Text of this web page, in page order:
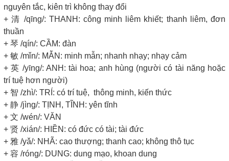
nguyên tắc, kiên trì không thay đổi
+ 清 /qīng/: THANH: công minh liêm khiết; thanh liêm, đơn
thuần
+ 琴 /qín/: CẦM: đàn
+ 敏 /mǐn/: MẪN: minh mẫn; nhanh nhạy; nhạy cảm
+ 英 /yīng/: ANH: tài hoa; anh hùng (người có tài năng hoặc
trí tuệ hơn người)
+ 智 /zhì/: TRÍ: có trí tuệ, thông minh, kiến thức
+ 静 /jìng/: TỊNH, TĨNH: yên tĩnh
+ 文 /wén/: VĂN
+ 贤 /xián/: HIỀN: có đức có tài; tài đức
+ 雅 /yǎ/: NHÃ: cao thượng; thanh cao; không thô tục
+ 容 /róng/: DUNG: dung mạo, khoan dung